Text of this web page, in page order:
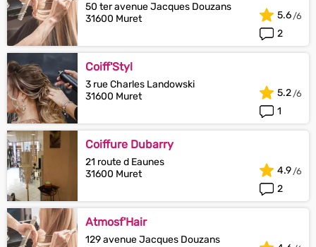
50 ter avenue Jacques Douzans
31600 Muret
2
5.6
Coiff'Styl
3 rue Charles Landowski
31600 Muret
1
5.2
Coiffure Dubarry
21 route d Eaunes
31600 Muret
2
4.9
Atmosf'Hair
129 avenue Jacques Douzans